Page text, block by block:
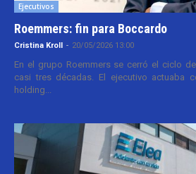
Ejecutivos
Roemmers: fin para Boccardo
Cristina Kroll - 20/05/2026 13:00
En el grupo Roemmers se cerró el ciclo
casi tres décadas. El ejecutivo actuaba
holding...